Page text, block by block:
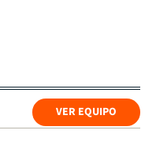
VER EQUIPO